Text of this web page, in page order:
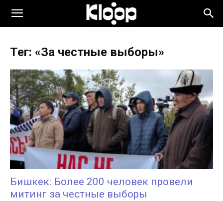
KLOOP.KG
Новости
Кыргызстана
Тег: «За честные выборы»
Бишкек: Более 200 человек провели
митинг за честные выборы